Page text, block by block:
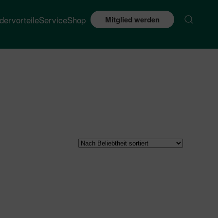
ServiceShop Mitglied werden